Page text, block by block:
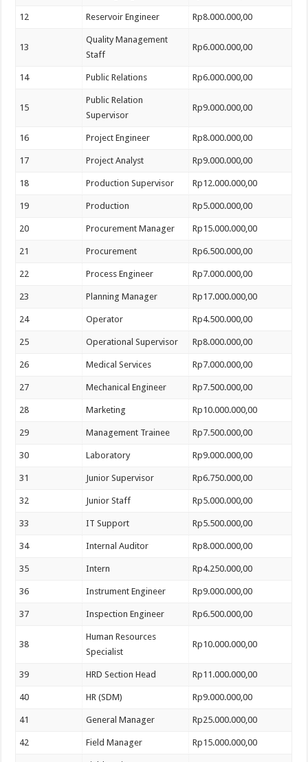
12 Reservoir Engineer Rp8.000.000,00
13
Quality Management
Staff
Rp6.000.000,00
14 Public Relations Rp6.000.000,00
15
Public Relation
Supervisor
Rp9.000.000,00
16 Project Engineer Rp8.000.000,00
17 Project Analyst Rp9.000.000,00
18 Production Supervisor Rp12.000.000,00
19 Production Rp5.000.000,00
20 Procurement Manager Rp15.000.000,00
21 Procurement Rp6.500.000,00
22 Process Engineer Rp7.000.000,00
23 Planning Manager Rp17.000.000,00
24 Operator Rp4.500.000,00
25 Operational Supervisor Rp8.000.000,00
26 Medical Services Rp7.000.000,00
27 Mechanical Engineer Rp7.500.000,00
28 Marketing Rp10.000.000,00
29 Management Trainee Rp7.500.000,00
30 Laboratory Rp9.000.000,00
31 Junior Supervisor Rp6.750.000,00
32 Junior Staff Rp5.000.000,00
33 IT Support Rp5.500.000,00
34 Internal Auditor Rp8.000.000,00
35 Intern Rp4.250.000,00
36 Instrument Engineer Rp9.000.000,00
37 Inspection Engineer Rp6.500.000,00
38
Human Resources
Specialist
Rp10.000.000,00
39 HRD Section Head Rp11.000.000,00
40 HR (SDM) Rp9.000.000,00
41 General Manager Rp25.000.000,00
42 Field Manager Rp15.000.000,00